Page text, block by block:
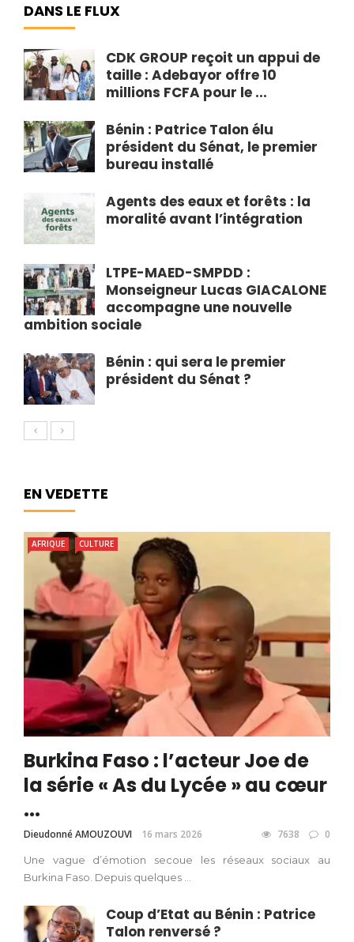
DANS LE FLUX
CDK GROUP reçoit un appui de
taille : Adebayor offre 10
millions FCFA pour le ...
Bénin : Patrice Talon élu
président du Sénat, le premier
bureau installé
Agents des eaux et forêts : la
moralité avant l’intégration
LTPE-MAED-SMPDD :
Monseigneur Lucas GIACALONE
accompagne une nouvelle
ambition sociale
Bénin : qui sera le premier
président du Sénat ?
EN VEDETTE
AFRIQUE CULTURE
Burkina Faso : l’acteur Joe de
la série « As du Lycée » au cœur
...
Dieudonné AMOUZOUVI 16 mars 2026 7638 0
Une vague d’émotion secoue les réseaux sociaux au
Burkina Faso. Depuis quelques ...
Coup d’Etat au Bénin : Patrice
Talon renversé ?